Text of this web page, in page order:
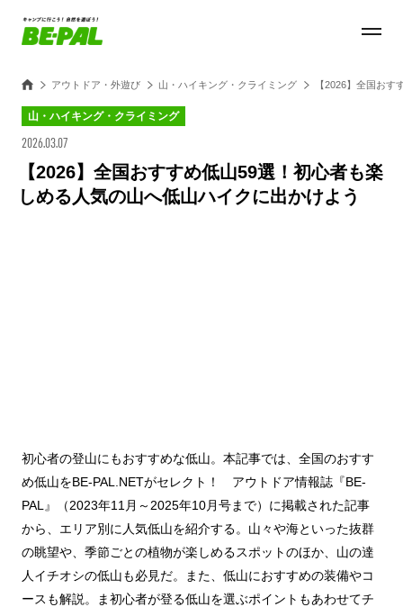
アウトドア・外遊び 山・ハイキング・クライミング 【2026】全国お
山・ハイキング・クライミング
2026.03.07
【2026】全国おすすめ低山59選！初心者も楽
しめる人気の山へ低山ハイクに出かけよう
初心者の登山にもおすすめな低山。本記事では、全国のおすす
め低山をBE-PAL.NETがセレクト！ アウトドア情報誌『BE-
PAL』（2023年11月～2025年10月号まで）に掲載された記事
から、エリア別に人気低山を紹介する。山々や海といった抜群
の眺望や、季節ごとの植物が楽しめるスポットのほか、山の達
人イチオシの低山も必見だ。また、低山におすすめの装備やコ
ースも解説。ま初心者が登る低山を選ぶポイントもあわせてチ